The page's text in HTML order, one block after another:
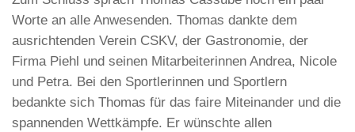
Worte an alle Anwesenden. Thomas dankte dem
ausrichtenden Verein CSKV, der Gastronomie, der
Firma Piehl und seinen Mitarbeiterinnen Andrea, Nicole
und Petra. Bei den Sportlerinnen und Sportlern
bedankte sich Thomas für das faire Miteinander und die
spannenden Wettkämpfe. Er wünschte allen